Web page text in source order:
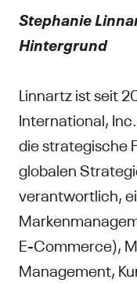
Stephanie
Hintergrund
Linnartz ist seit
International,
die strategische
globalen
verantwortlich,
E-Commerce),
Management,